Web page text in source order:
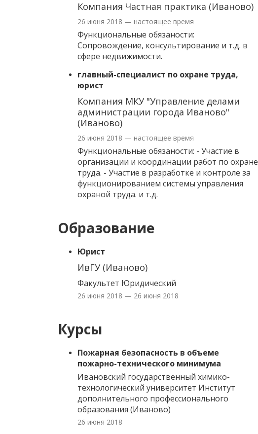
Компания Частная практика (Иваново)
26 июня 2018 — настоящее время
Функциональные обязаности:
Сопровождение, консультирование и т.д. в
сфере недвижимости.
главный-специалист по охране труда,
юрист
Компания МКУ "Управление делами
администрации города Иваново"
(Иваново)
26 июня 2018 — настоящее время
Функциональные обязаности: - Участие в
организации и координации работ по охране
труда. - Участие в разработке и контроле за
функционированием системы управления
охраной труда. и т.д.
Образование
Юрист
ИвГУ (Иваново)
Факультет Юридический
26 июня 2018 — 26 июня 2018
Курсы
Пожарная безопасность в объеме
пожарно-технического минимума
Ивановский государственный химико-
технологический университет Институт
дополнительного профессионального
образования (Иваново)
26 июня 2018